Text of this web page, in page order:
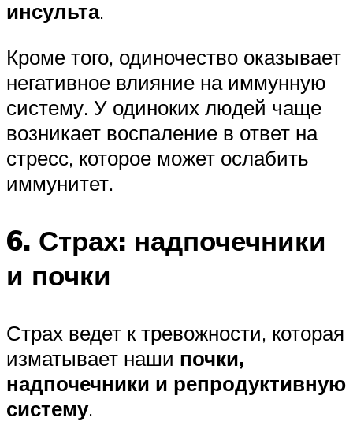
инсульта.
Кроме того, одиночество оказывает
негативное влияние на иммунную
систему. У одиноких людей чаще
возникает воспаление в ответ на
стресс, которое может ослабить
иммунитет.
6. Страх: надпочечники
и почки
Страх ведет к тревожности, которая
изматывает наши почки,
надпочечники и репродуктивную
систему.